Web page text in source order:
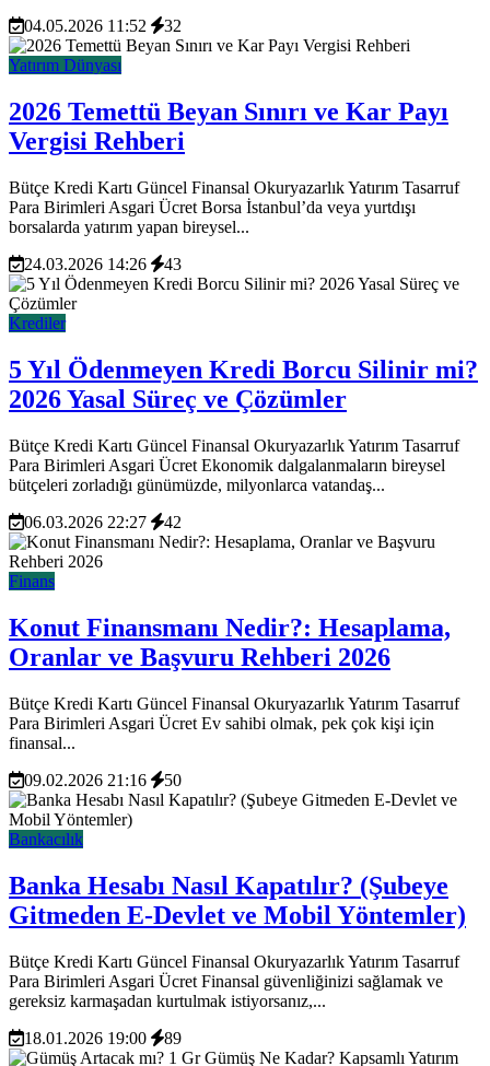
04.05.2026 11:52
32
Yatırım Dünyası
2026 Temettü Beyan Sınırı ve Kar Payı
Vergisi Rehberi
Bütçe Kredi Kartı Güncel Finansal Okuryazarlık Yatırım Tasarruf
Para Birimleri Asgari Ücret Borsa İstanbul’da veya yurtdışı
borsalarda yatırım yapan bireysel...
24.03.2026 14:26
43
Krediler
5 Yıl Ödenmeyen Kredi Borcu Silinir mi?
2026 Yasal Süreç ve Çözümler
Bütçe Kredi Kartı Güncel Finansal Okuryazarlık Yatırım Tasarruf
Para Birimleri Asgari Ücret Ekonomik dalgalanmaların bireysel
bütçeleri zorladığı günümüzde, milyonlarca vatandaş...
06.03.2026 22:27
42
Finans
Konut Finansmanı Nedir?: Hesaplama,
Oranlar ve Başvuru Rehberi 2026
Bütçe Kredi Kartı Güncel Finansal Okuryazarlık Yatırım Tasarruf
Para Birimleri Asgari Ücret Ev sahibi olmak, pek çok kişi için
finansal...
09.02.2026 21:16
50
Bankacılık
Banka Hesabı Nasıl Kapatılır? (Şubeye
Gitmeden E-Devlet ve Mobil Yöntemler)
Bütçe Kredi Kartı Güncel Finansal Okuryazarlık Yatırım Tasarruf
Para Birimleri Asgari Ücret Finansal güvenliğinizi sağlamak ve
gereksiz karmaşadan kurtulmak istiyorsanız,...
18.01.2026 19:00
89